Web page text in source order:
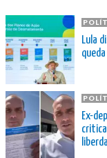
Lula
Ex-